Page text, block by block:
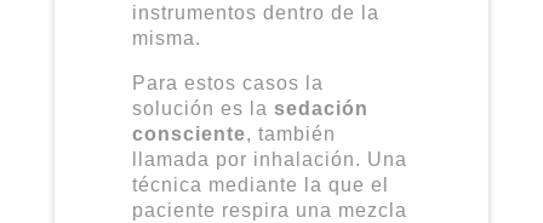
instrumentos dentro de la
misma.
Para estos casos la
solución es la sedación
consciente, también
llamada por inhalación. Una
técnica mediante la que el
paciente respira una mezcla